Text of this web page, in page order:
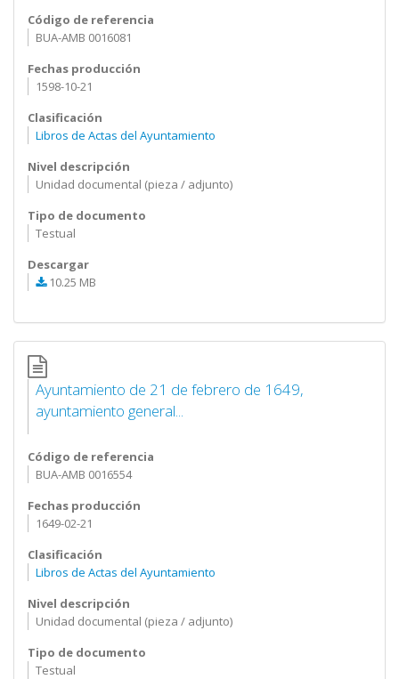
Código de referencia
BUA-AMB 0016081
Fechas producción
1598-10-21
Clasificación
Libros de Actas del Ayuntamiento
Nivel descripción
Unidad documental (pieza / adjunto)
Tipo de documento
Testual
Descargar
10.25 MB
Ayuntamiento de 21 de febrero de 1649,
ayuntamiento general...
Código de referencia
BUA-AMB 0016554
Fechas producción
1649-02-21
Clasificación
Libros de Actas del Ayuntamiento
Nivel descripción
Unidad documental (pieza / adjunto)
Tipo de documento
Testual